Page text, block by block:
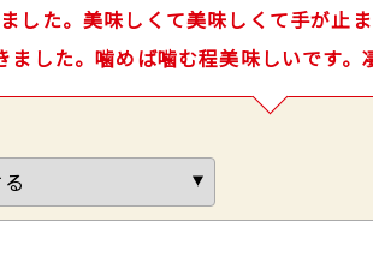
した。美味しくて美味しくて手が止
した。噛めば噛む程美味しいです。